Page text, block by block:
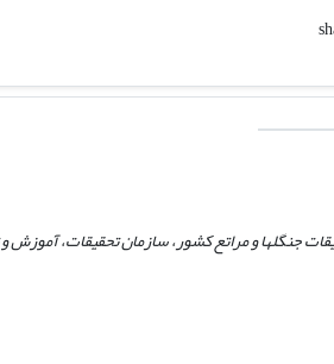
جنگلها و مراتع کشور، سازمان تحقیقات، آموزش و